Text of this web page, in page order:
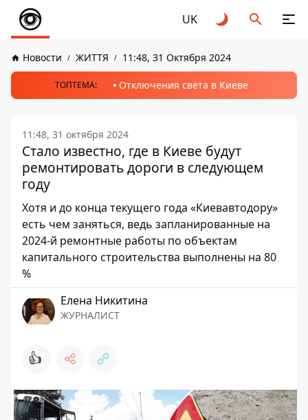
UK
Новости ЖИТТЯ 11:48, 31 Октября 2024
ТОПТЕМА: Отключения света в Киеве
11:48, 31 октября 2024
Стало известно, где в Киеве будут
ремонтировать дороги в следующем
году
Хотя и до конца текущего года «Киевавтодору»
есть чем заняться, ведь запланированные на
2024-й ремонтные работы по объектам
капитального строительства выполнены на 80
%
Елена Никитина
ЖУРНАЛИСТ
👍